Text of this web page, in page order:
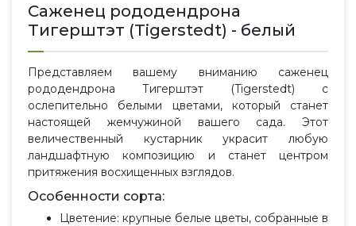
Саженец рододендрона
Тигерштэт (Tigerstedt) - белый
Представляем вашему вниманию саженец
рододендрона Тигерштэт (Tigerstedt) с
ослепительно белыми цветами, который станет
настоящей жемчужиной вашего сада. Этот
величественный кустарник украсит любую
ландшафтную композицию и станет центром
притяжения восхищенных взглядов.
Особенности сорта:
Цветение: крупные белые цветы, собранные в